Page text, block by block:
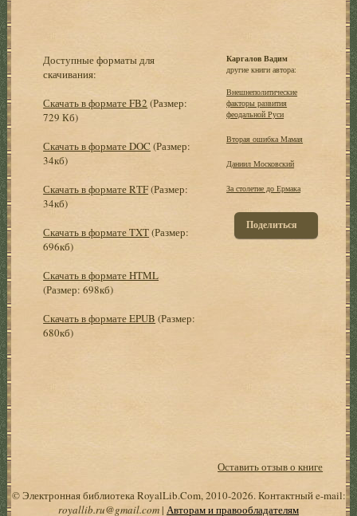
Доступные форматы для
скачивания:
Скачать в формате FB2 (Размер:
729 Кб)
Скачать в формате DOC (Размер:
34кб)
Скачать в формате RTF(Размер:
34кб)
Скачать в формате TXT(Размер:
696кб)
Скачать в формате HTML
(Размер: 698кб)
Скачать в формате EPUB (Размер:
680кб)
Каргалов Вадим
другие книги автора:
Внешнеполитические
факторы развития
феодальной Руси
Вторая ошибка Мамая
Даниил Московский
За столетие до Ермака
Поделиться
Оставить отзыв о книге
© Электронная библиотека RoyalLib.Com, 2010-2026. Контактный e-mail:
royallib.ru@gmail.com| Авторам и правообладателям